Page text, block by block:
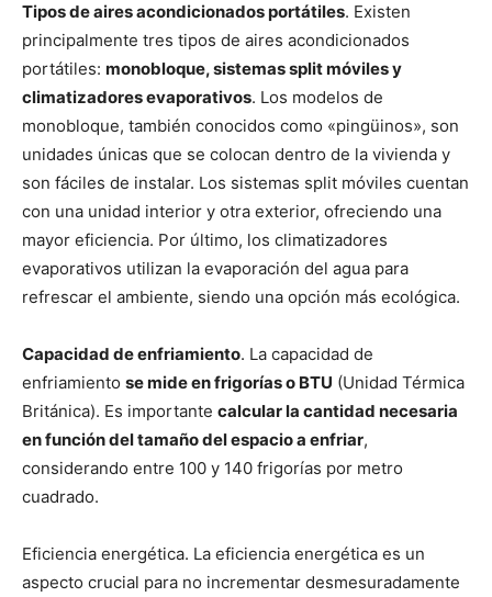
Tipos de aires acondicionados portátiles. Existen
principalmente tres tipos de aires acondicionados
portátiles: monobloque, sistemas split móviles y
climatizadores evaporativos. Los modelos de
monobloque, también conocidos como «pingüinos», son
unidades únicas que se colocan dentro de la vivienda y
son fáciles de instalar. Los sistemas split móviles cuentan
con una unidad interior y otra exterior, ofreciendo una
mayor eficiencia. Por último, los climatizadores
evaporativos utilizan la evaporación del agua para
refrescar el ambiente, siendo una opción más ecológica.
Capacidad de enfriamiento. La capacidad de
enfriamiento se mide en frigorías o BTU (Unidad Térmica
Británica). Es importante calcular la cantidad necesaria
en función del tamaño del espacio a enfriar,
considerando entre 100 y 140 frigorías por metro
cuadrado.
Eficiencia energética. La eficiencia energética es un
aspecto crucial para no incrementar desmesuradamente